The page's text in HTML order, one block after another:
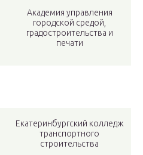
Академия управления
городской средой,
градостроительства и
печати
Екатеринбургский колледж
транспортного
строительства